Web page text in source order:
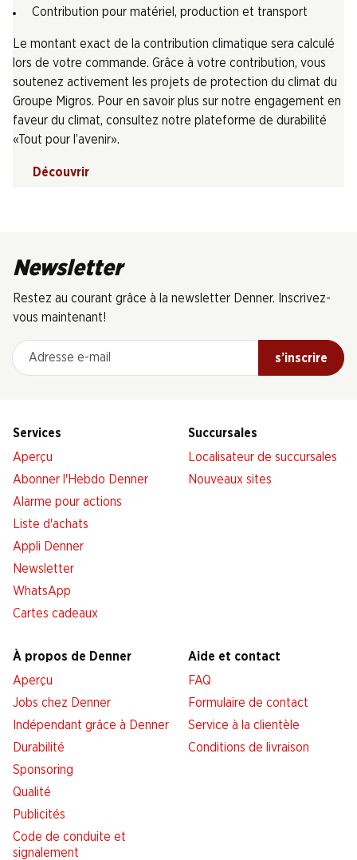
Contribution pour matériel, production et transport
Le montant exact de la contribution climatique sera calculé
lors de votre commande. Grâce à votre contribution, vous
soutenez activement les projets de protection du climat du
Groupe Migros. Pour en savoir plus sur notre engagement en
faveur du climat, consultez notre plateforme de durabilité
«Tout pour l’avenir».
Découvrir
Newsletter
Restez au courant grâce à la newsletter Denner. Inscrivez-
vous maintenant!
Adresse e-mail
s’inscrire
Services
Aperçu
Abonner l'Hebdo Denner
Alarme pour actions
Liste d'achats
Appli Denner
Newsletter
WhatsApp
Cartes cadeaux
Succursales
Localisateur de succursales
Nouveaux sites
À propos de Denner
Aperçu
Jobs chez Denner
Indépendant grâce à Denner
Durabilité
Sponsoring
Qualité
Publicités
Code de conduite et
signalement
Aide et contact
FAQ
Formulaire de contact
Service à la clientèle
Conditions de livraison